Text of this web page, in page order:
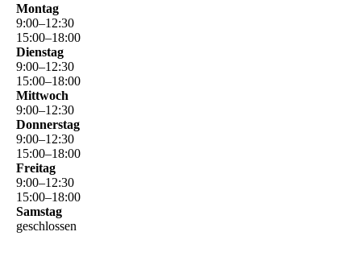
Montag
9:00–12:30
15:00–18:00
Dienstag
9:00–12:30
15:00–18:00
Mittwoch
9:00–12:30
Donnerstag
9:00–12:30
15:00–18:00
Freitag
9:00–12:30
15:00–18:00
Samstag
geschlossen